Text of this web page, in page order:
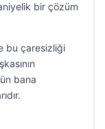
bir çözüm
bu çaresizliği
bana